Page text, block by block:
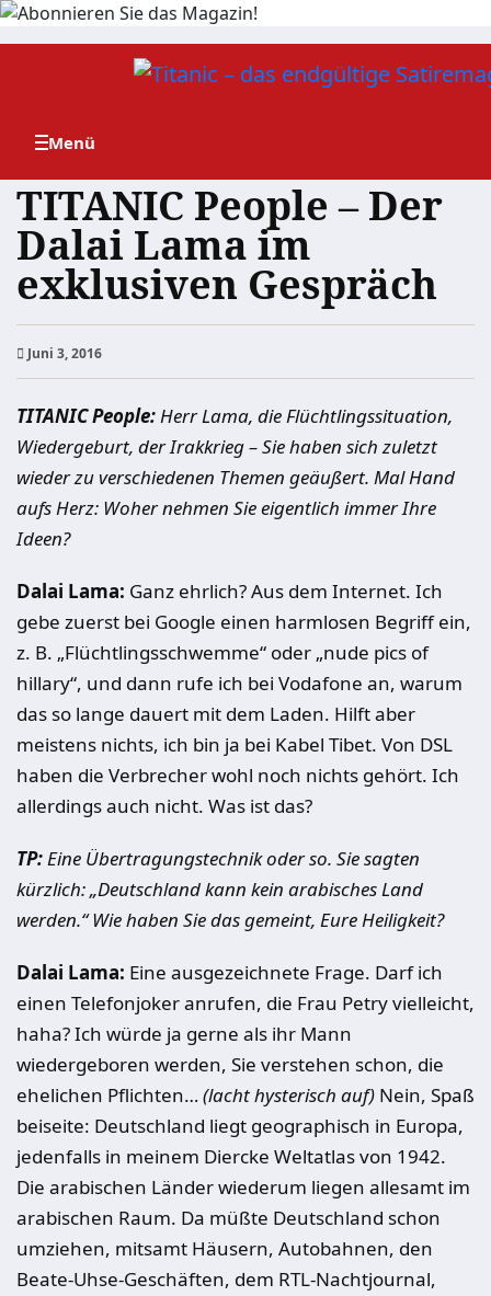
Zum
TITANIC People – Der
Dalai Lama im
exklusiven Gespräch
Juni 3, 2016
TITANIC People:Herr Lama, die Flüchtlingssituation,
Wiedergeburt, der Irakkrieg – Sie haben sich zuletzt
wieder zu verschiedenen Themen geäußert. Mal Hand
aufs Herz: Woher nehmen Sie eigentlich immer Ihre
Ideen?
Dalai Lama: Ganz ehrlich? Aus dem Internet. Ich
gebe zuerst bei Google einen harmlosen Begriff ein,
z. B. „Flüchtlingsschwemme“ oder „nude pics of
hillary“, und dann rufe ich bei Vodafone an, warum
das so lange dauert mit dem Laden. Hilft aber
meistens nichts, ich bin ja bei Kabel Tibet. Von DSL
haben die Verbrecher wohl noch nichts gehört. Ich
allerdings auch nicht. Was ist das?
TP:Eine Übertragungstechnik oder so. Sie sagten
kürzlich: „Deutschland kann kein arabisches Land
werden.“ Wie haben Sie das gemeint, Eure Heiligkeit?
Dalai Lama: Eine ausgezeichnete Frage. Darf ich
einen Telefonjoker anrufen, die Frau Petry vielleicht,
haha? Ich würde ja gerne als ihr Mann
wiedergeboren werden, Sie verstehen schon, die
ehelichen Pflichten…(lacht hysterisch auf) Nein, Spaß
beiseite: Deutschland liegt geographisch in Europa,
jedenfalls in meinem Diercke Weltatlas von 1942.
Die arabischen Länder wiederum liegen allesamt im
arabischen Raum. Da müßte Deutschland schon
umziehen, mitsamt Häusern, Autobahnen, den
Beate-Uhse-Geschäften, dem RTL-Nachtjournal,